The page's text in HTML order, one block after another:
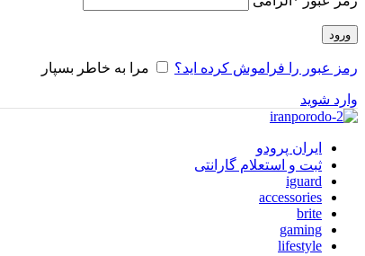
ورود
رمز عبور را فراموش کرده اید؟ مرا به خاطر بسپار
وارد شوید
ایران پرودو
ثبت و استعلام گارانتی
iguard
accessories
brite
gaming
lifestyle